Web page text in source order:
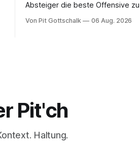
Absteiger die beste Offensive
Der Favorit ist ausgerechnet der
Von Pit Gottschalk 06 Aug. 2026
Pit'ch
Haltung.